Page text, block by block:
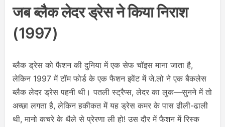
जब ब्लैक लेदर ड्रेस ने किया निराश
(1997)
ब्लैक ड्रेस को फैशन की दुनिया में एक सेफ चॉइस माना जाता है,
लेकिन 1997 में टॉम फोर्ड के एक फैशन इवेंट में जे.लो ने एक बैकलेस
ब्लैक लेदर ड्रेस पहनी थी। पतली स्ट्रैप्स, लेदर का लुक—सुनने में तो
अच्छा लगता है, लेकिन हकीकत में यह ड्रेस कमर के पास ढीली-ढाली
थी, मानो कचरे के थैले से प्रेरणा ली हो! उस दौर में फैशन में रिस्क